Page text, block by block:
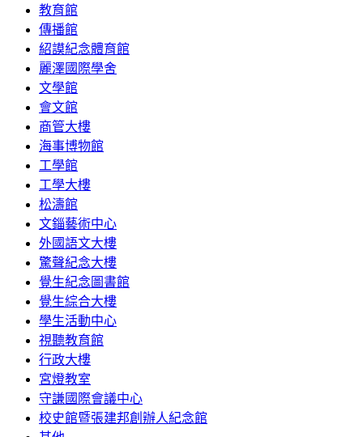
教育館
傳播館
紹謨紀念體育館
麗澤國際學舍
文學館
會文館
商管大樓
海事博物館
工學館
工學大樓
松濤館
文錙藝術中心
外國語文大樓
驚聲紀念大樓
覺生紀念圖書館
覺生綜合大樓
學生活動中心
視聽教育館
行政大樓
宮燈教室
守謙國際會議中心
校史館暨張建邦創辦人紀念館